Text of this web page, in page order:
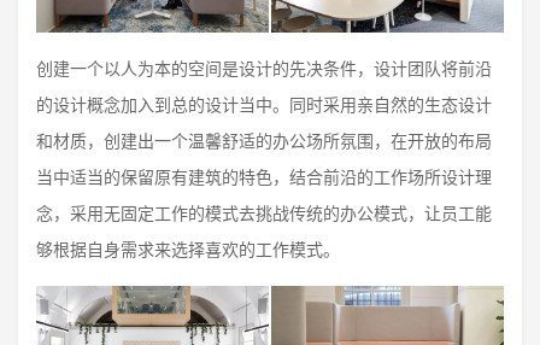
创建一个以人为本的空间是设计的先决条件，设计团队将前沿
的设计概念加入到总的设计当中。同时采用亲自然的生态设计
和材质，创建出一个温馨舒适的办公场所氛围，在开放的布局
当中适当的保留原有建筑的特色，结合前沿的工作场所设计理
念，采用无固定工作的模式去挑战传统的办公模式，让员工能
够根据自身需求来选择喜欢的工作模式。